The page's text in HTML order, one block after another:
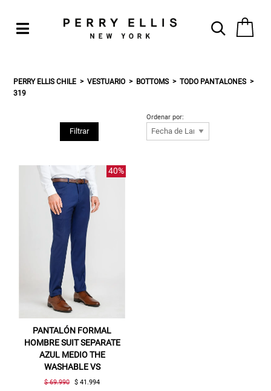
PERRY ELLIS CHILE VESTUARIO BOTTOMS
TODO PANTALONES
319
Filtrar
Ordenar por:
40%
PANTALÓN FORMAL
HOMBRE SUIT SEPARATE
AZUL MEDIO THE
WASHABLE VS
$ 69.990 $ 41.994